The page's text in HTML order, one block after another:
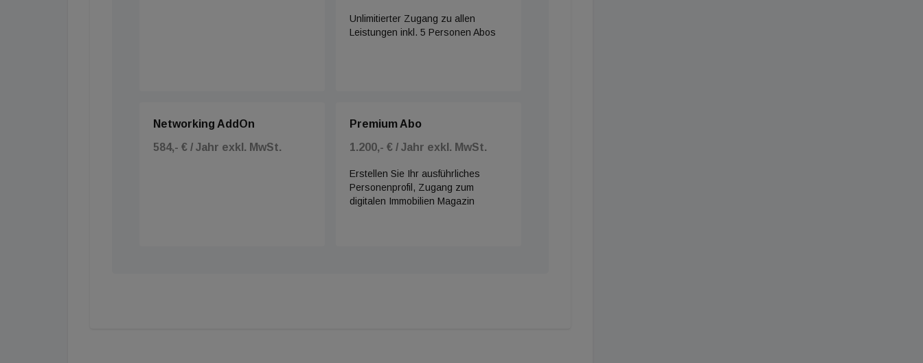
Unlimitierter Zugang zu allen
Leistungen inkl. 5 Personen Abos
Networking AddOn
584,- € / Jahr exkl. MwSt.
Premium Abo
1.200,- € / Jahr exkl. MwSt.
Erstellen Sie Ihr ausführliches
Personenprofil, Zugang zum
digitalen Immobilien Magazin